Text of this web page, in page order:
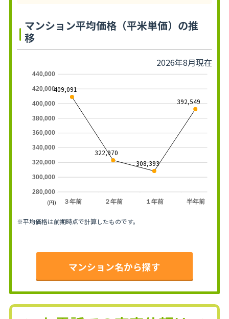
マンション平均価格（平米単価）の推
移
2026年8月現在
３年前 ２年前 １年前 半年前
280,000
300,000
320,000
340,000
360,000
380,000
400,000
420,000
440,000
409,091
322,970
308,393
392,549
(円)
※平均価格は前期時点で計算したものです。
マンション名から探す